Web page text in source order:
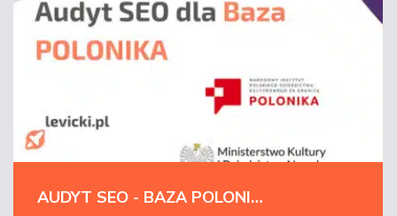
AUDYT SEO - BAZA POLONIKA | MINISTERSTWO KULTURY I DZIEDZICTWA NARODOWEGO